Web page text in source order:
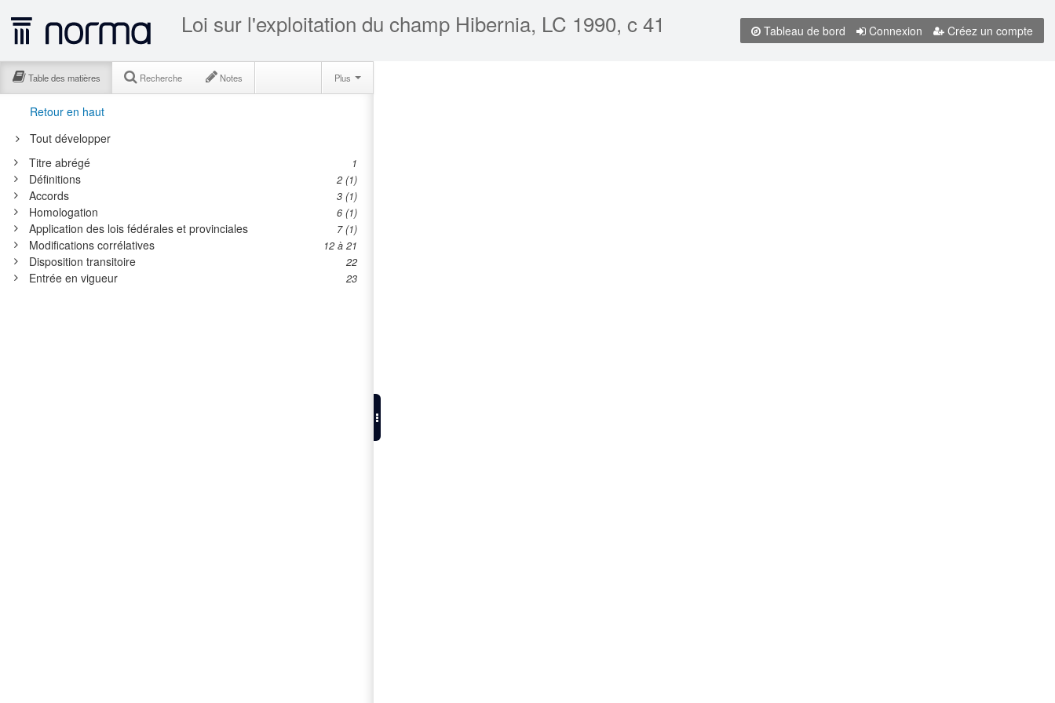
Tableau de bord Connexion Créez un compte
Loi sur l'exploitation du champ Hibernia, LC 1990, c 41
Table des matières Recherche Notes Plus
Retour en haut
Tout développer
Titre abrégé
1
Définitions 2 (1)
Accords 3 (1)
Homologation 6 (1)
Application des lois fédérales et provinciales 7 (1)
Modifications corrélatives 12 à 21
Disposition transitoire 22
Entrée en vigueur 23